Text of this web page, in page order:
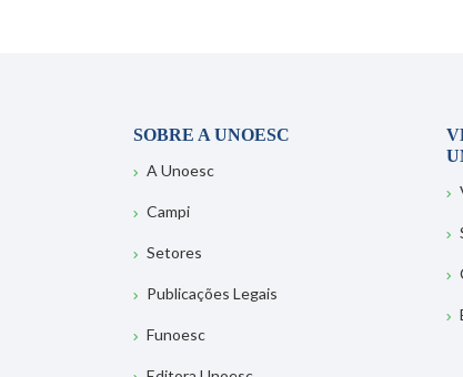
SOBRE A UNOESC
A Unoesc
Campi
Setores
Publicações Legais
Funoesc